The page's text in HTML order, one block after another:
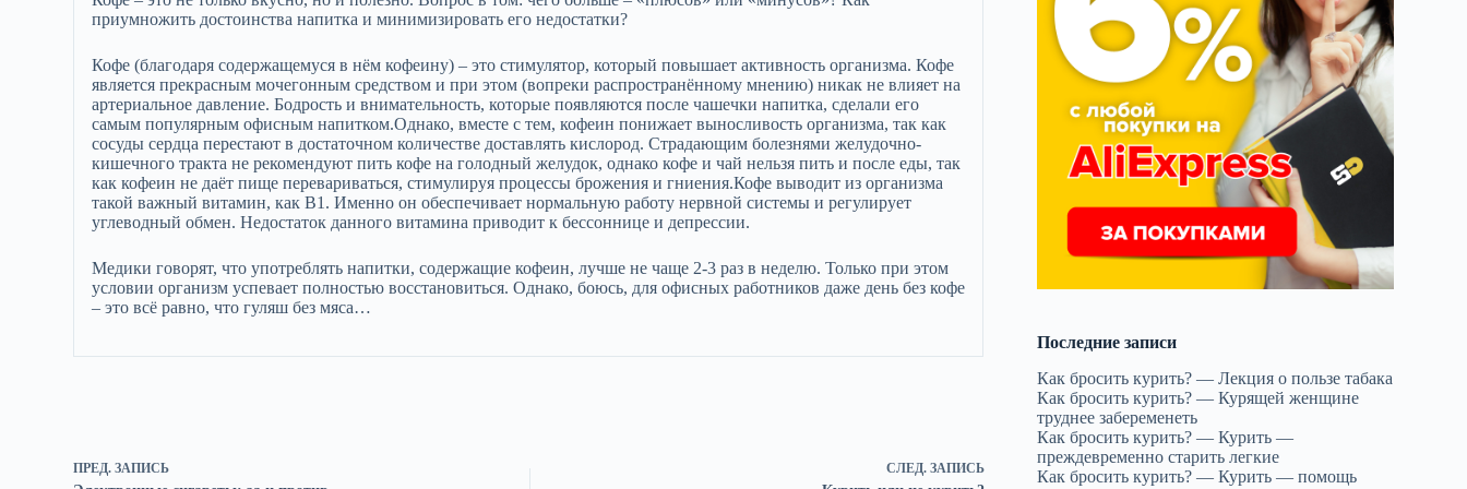
приумножить достоинства напитка и минимизировать его недостатки?
Кофе (благодаря содержащемуся в нём кофеину) – это стимулятор, который повышает активность организма. Кофе
является прекрасным мочегонным средством и при этом (вопреки распространённому мнению) никак не влияет на
артериальное давление. Бодрость и внимательность, которые появляются после чашечки напитка, сделали его
самым популярным офисным напитком.Однако, вместе с тем, кофеин понижает выносливость организма, так как
сосуды сердца перестают в достаточном количестве доставлять кислород. Страдающим болезнями желудочно-
кишечного тракта не рекомендуют пить кофе на голодный желудок, однако кофе и чай нельзя пить и после еды, так
как кофеин не даёт пище перевариваться, стимулируя процессы брожения и гниения.Кофе выводит из организма
такой важный витамин, как В1. Именно он обеспечивает нормальную работу нервной системы и регулирует
углеводный обмен. Недостаток данного витамина приводит к бессоннице и депрессии.
Медики говорят, что употреблять напитки, содержащие кофеин, лучше не чаще 2-3 раз в неделю. Только при этом
условии организм успевает полностью восстановиться. Однако, боюсь, для офисных работников даже день без кофе
– это всё равно, что гуляш без мяса…
ПРЕД.ЗАПИСЬ СЛЕД. ЗАПИСЬ
Последние записи
Как бросить курить? — Лекция о пользе табака
Как бросить курить? — Курящей женщине
труднее забеременеть
Как бросить курить? — Курить —
преждевременно старить легкие
Как бросить курить? — Курить — помощь